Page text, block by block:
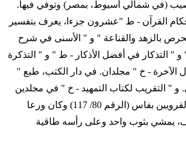
(في شمالي أسيوط، بمصر) وتوفي فيها.
القرآن - ط "عشرون جزءا، يعرف بتفسير
بالزهد والقناعة " و " الأسنى في شرح
و " التذكار في أفضل الأذكار - ط " و " التذكرة
الآخرة - خ " مجلدان. في دار الكتب، طبع "
" التقريب لكتاب التمهيد - خ " في مجلدين
ضخمين، في خزانة القرويين بفاس (الرقم 80/ 117) وكان ورعا
يمشي بثوب واحد وعلى رأسه طاقية